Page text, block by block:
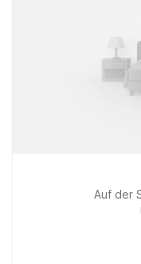
Auf der